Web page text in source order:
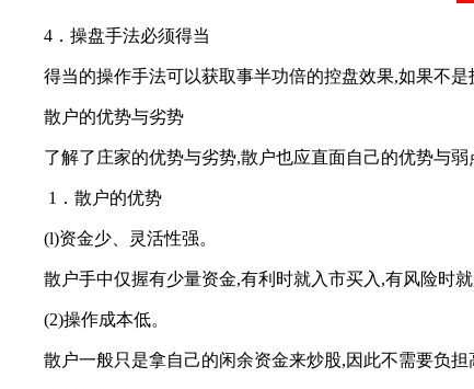
4．操盘手法必须得当
得当的操作手法可以获取事半功倍的控盘效果,如果不是
散户的优势与劣势
了解了庄家的优势与劣势,散户也应直面自己的优势与弱
1．散户的优势
(l)资金少、灵活性强。
散户手中仅握有少量资金,有利时就入市买入,有风险时就
(2)操作成本低。
散户一般只是拿自己的闲余资金来炒股,因此不需要负担